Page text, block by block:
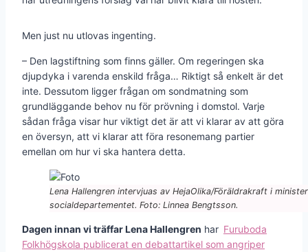
Men just nu utlovas ingenting.
– Den lagstiftning som finns gäller. Om regeringen ska
djupdyka i varenda enskild fråga… Riktigt så enkelt är det
inte. Dessutom ligger frågan om sondmatning som
grundläggande behov nu för prövning i domstol. Varje
sådan fråga visar hur viktigt det är att vi klarar av att göra
en översyn, att vi klarar att föra resonemang partier
emellan om hur vi ska hantera detta.
Lena Hallengren intervjuas av HejaOlika/Föräldrakraft i
socialdepartementet. Foto: Linnea Bengtsson.
Dagen innan vi träffar Lena Hallengren har Furuboda
Folkhögskola publicerat en debattartikel som angriper